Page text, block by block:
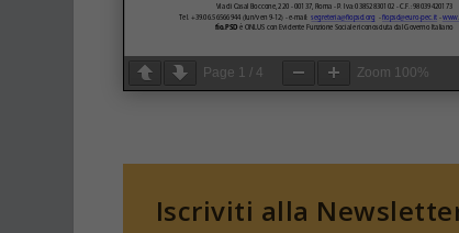
Page 1 / 4 Zoom 100%
Iscriviti alla